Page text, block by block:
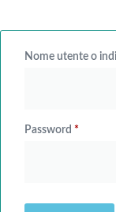
Nome utente o
Password *